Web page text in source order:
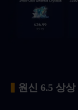
원신 6.5 상